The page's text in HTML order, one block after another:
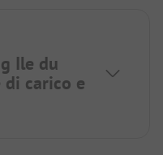
Ile du
di carico e